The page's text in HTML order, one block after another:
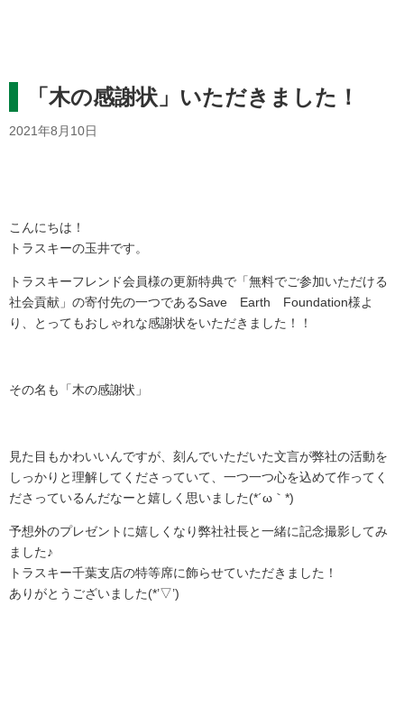
「木の感謝状」いただきました！
2021年8月10日
こんにちは！
トラスキーの玉井です。
トラスキーフレンド会員様の更新特典で「無料でご参加いただける
社会貢献」の寄付先の一つであるSave Earth Foundation様よ
り、とってもおしゃれな感謝状をいただきました！！
その名も「木の感謝状」
見た目もかわいいんですが、刻んでいただいた文言が弊社の活動を
しっかりと理解してくださっていて、一つ一つ心を込めて作ってく
ださっているんだなーと嬉しく思いました(*´ω｀*)
予想外のプレゼントに嬉しくなり弊社社長と一緒に記念撮影してみ
ました♪
トラスキー千葉支店の特等席に飾らせていただきました！
ありがとうございました(*’▽’)